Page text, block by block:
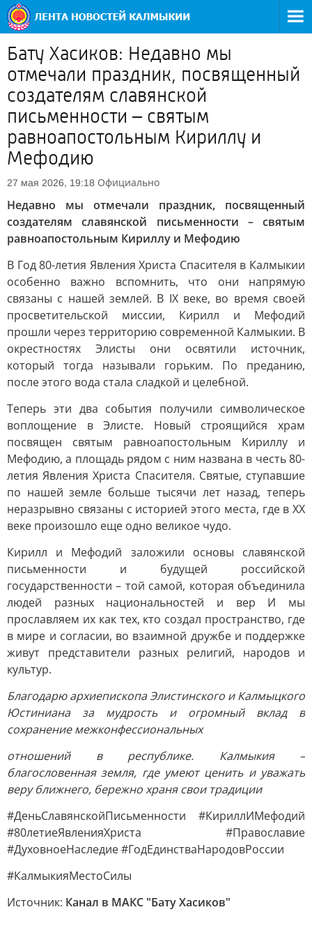
Бату Хасиков: Недавно мы
отмечали праздник, посвященный
создателям славянской
письменности – святым
равноапостольным Кириллу и
Мефодию
27 мая 2026, 19:18 Официально
Недавно мы отмечали праздник, посвященный
создателям славянской письменности – святым
равноапостольным Кириллу и Мефодию
В Год 80-летия Явления Христа Спасителя в Калмыкии
особенно важно вспомнить, что они напрямую
связаны с нашей землей. В IX веке, во время своей
просветительской миссии, Кирилл и Мефодий
прошли через территорию современной Калмыкии. В
окрестностях Элисты они освятили источник,
который тогда называли горьким. По преданию,
после этого вода стала сладкой и целебной.
Теперь эти два события получили символическое
воплощение в Элисте. Новый строящийся храм
посвящен святым равноапостольным Кириллу и
Мефодию, а площадь рядом с ним названа в честь 80-
летия Явления Христа Спасителя. Святые, ступавшие
по нашей земле больше тысячи лет назад, теперь
неразрывно связаны с историей этого места, где в XX
веке произошло еще одно великое чудо.
Кирилл и Мефодий заложили основы славянской
письменности и будущей российской
государственности – той самой, которая объединила
людей разных национальностей и вер И мы
прославляем их как тех, кто создал пространство, где
в мире и согласии, во взаимной дружбе и поддержке
живут представители разных религий, народов и
культур.
Благодарю архиепископа Элистинского и Калмыцкого
Юстиниана за мудрость и огромный вклад в
сохранение межконфессиональных
отношений в республике. Калмыкия –
благословенная земля, где умеют ценить и уважать
веру ближнего, бережно храня свои традиции
#ДеньСлавянскойПисьменности #КириллИМефодий
#80летиеЯвленияХриста #Православие
#ДуховноеНаследие #ГодЕдинстваНародовРоссии
#КалмыкияМестоСилы
Источник: Канал в МАКС "Бату Хасиков"